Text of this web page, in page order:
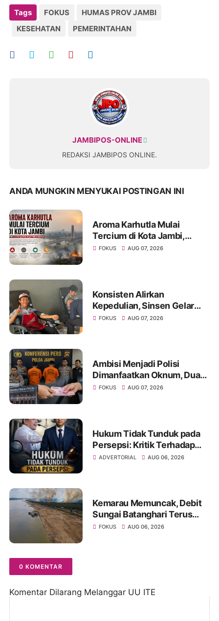
Tags FOKUS
HUMAS PROV JAMBI
KESEHATAN
PEMERINTAHAN
JAMBIPOS-ONLINE
REDAKSI JAMBIPOS ONLINE.
ANDA MUNGKIN MENYUKAI POSTINGAN INI
Aroma Karhutla Mulai
Tercium di Kota Jambi,
Warga Diminta Waspada
FOKUS AUG 07, 2026
Konsisten Alirkan
Kepedulian, Sinsen Gelar
Donor Darah ke-23 dalam
FOKUS AUG 07, 2026
Ambisi Menjadi Polisi
Dimanfaatkan Oknum, Dua
Anggota Polda Jambi Diduga
FOKUS AUG 07, 2026
Hukum Tidak Tunduk pada
Persepsi: Kritik Terhadap
Monopoli Kebenaran oleh
ADVERTORIAL AUG 06, 2026
Kemarau Memuncak, Debit
Sungai Batanghari Terus
Menyusut, Jambi Hadapi
FOKUS AUG 06, 2026
0 KOMENTAR
Komentar Dilarang Melanggar UU ITE